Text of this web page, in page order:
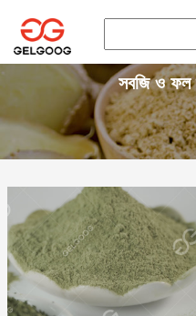
সবজি ও ফল